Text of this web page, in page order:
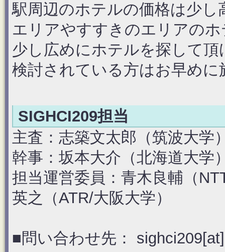
駅周辺のホテルの価格は少
エリアやすすきのエリアの
少し広めにホテルを探して
検討されている方はお早め
SIGHCI209担当
主査：志築文太郎（筑波大学
幹事：坂本大介（北海道大学
担当運営委員：青木良輔（
英之（ATR/大阪大学）
■問い合わせ先：